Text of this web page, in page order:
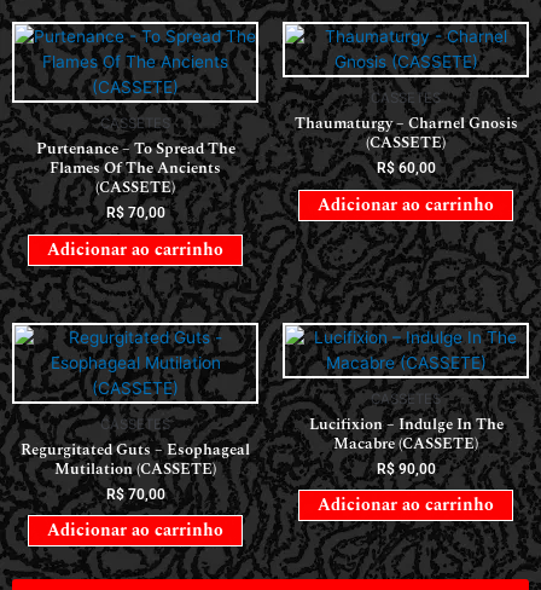
CASSETES
Purtenance – To Spread The
Flames Of The Ancients
(CASSETE)
R$70,00
Adicionar ao carrinho
CASSETES
Thaumaturgy – Charnel Gnosis
(CASSETE)
R$60,00
Adicionar ao carrinho
CASSETES
Regurgitated Guts – Esophageal
Mutilation (CASSETE)
R$70,00
Adicionar ao carrinho
CASSETES
Lucifixion – Indulge In The
Macabre (CASSETE)
R$90,00
Adicionar ao carrinho